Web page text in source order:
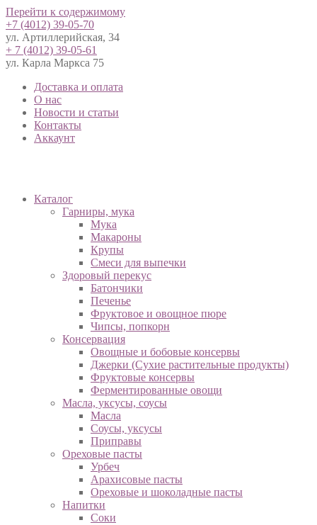
Перейти к содержимому
+7 (4012) 39-05-70
ул. Артиллерийская, 34
+ 7 (4012) 39-05-61
ул. Карла Маркса 75
Доставка и оплата
О нас
Новости и статьи
Контакты
Аккаунт
Каталог
Гарниры, мука
Мука
Макароны
Крупы
Смеси для выпечки
Здоровый перекус
Батончики
Печенье
Фруктовое и овощное пюре
Чипсы, попкорн
Консервация
Овощные и бобовые консервы
Джерки (Сухие растительные продукты)
Фруктовые консервы
Ферментированные овощи
Масла, уксусы, соусы
Масла
Соусы, уксусы
Приправы
Ореховые пасты
Урбеч
Арахисовые пасты
Ореховые и шоколадные пасты
Напитки
Соки